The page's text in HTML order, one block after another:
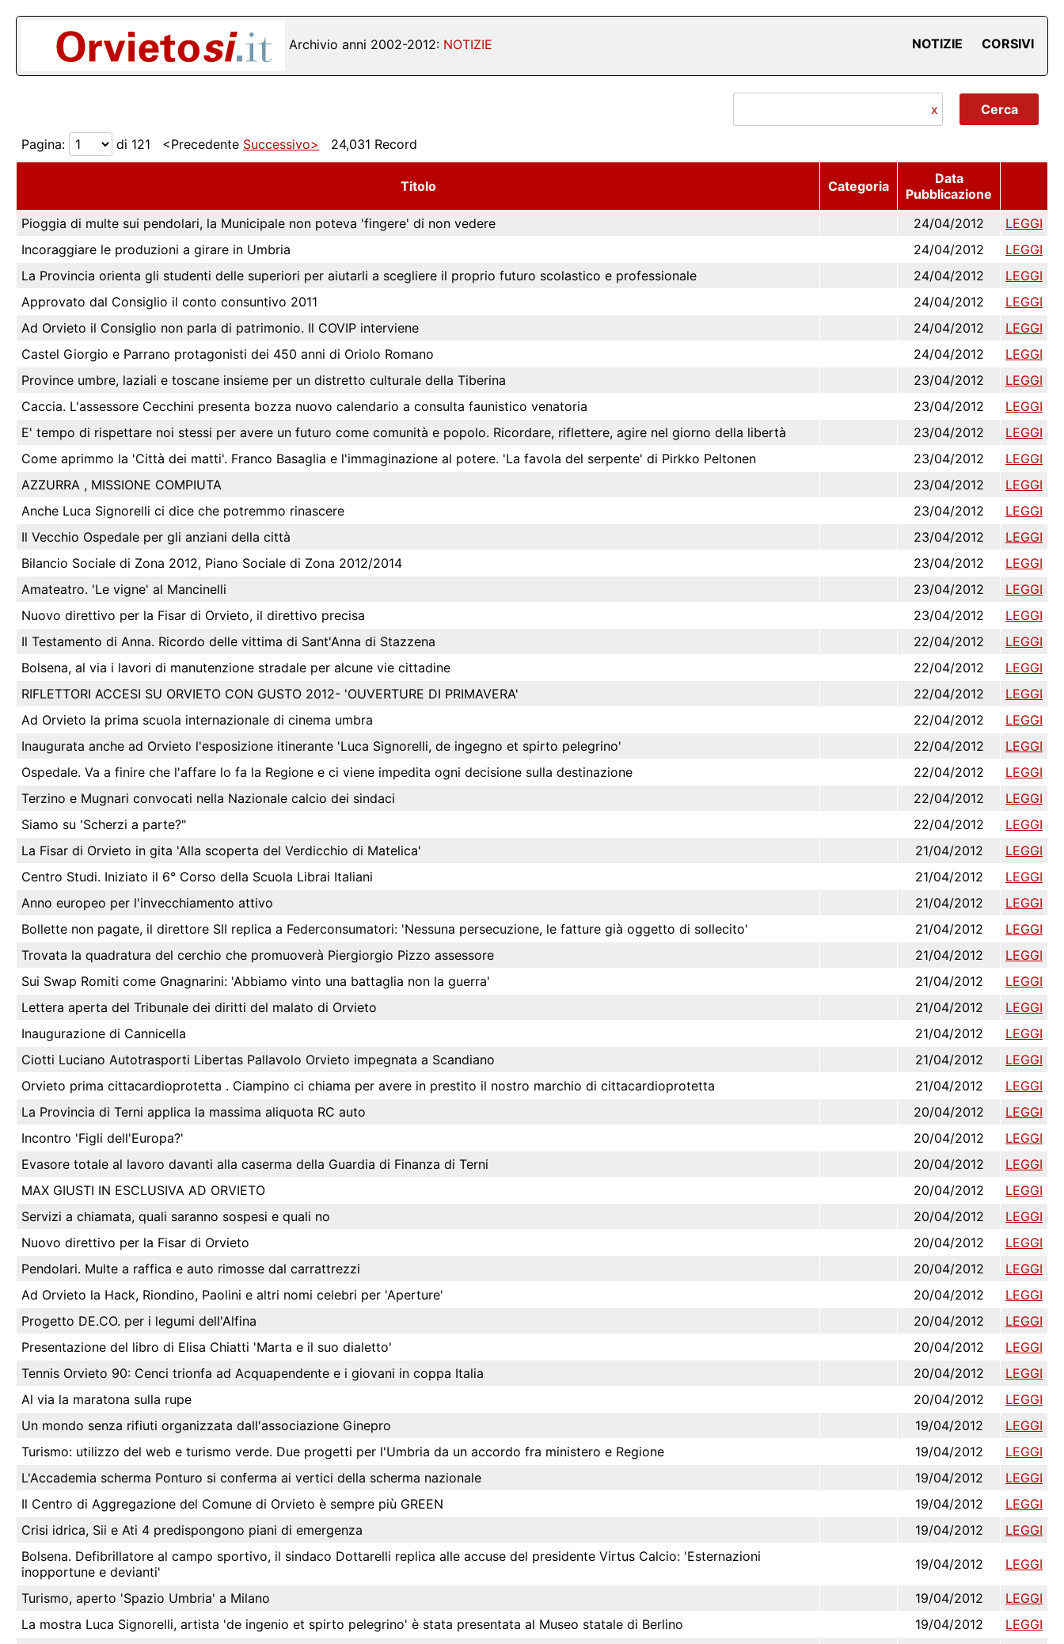
Archivio anni 2002-2012: NOTIZIE NOTIZIE CORSIVI
x
Pagina: di 121 <Precedente Successivo> 24,031 Record
Titolo Categoria
Data
Pubblicazione
Pioggia di multe sui pendolari, la Municipale non poteva 'fingere' di non vedere
24/04/2012
LEGGI
Incoraggiare le produzioni a girare in Umbria
24/04/2012
LEGGI
La Provincia orienta gli studenti delle superiori per aiutarli a scegliere il proprio futuro scolastico e professionale
24/04/2012
LEGGI
Approvato dal Consiglio il conto consuntivo 2011
24/04/2012
LEGGI
Ad Orvieto il Consiglio non parla di patrimonio. Il COVIP interviene
24/04/2012
LEGGI
Castel Giorgio e Parrano protagonisti dei 450 anni di Oriolo Romano
24/04/2012
LEGGI
Province umbre, laziali e toscane insieme per un distretto culturale della Tiberina
23/04/2012
LEGGI
Caccia. L'assessore Cecchini presenta bozza nuovo calendario a consulta faunistico venatoria
23/04/2012
LEGGI
E' tempo di rispettare noi stessi per avere un futuro come comunità e popolo. Ricordare, riflettere, agire nel giorno della libertà
23/04/2012
LEGGI
Come aprimmo la 'Città dei matti'. Franco Basaglia e l'immaginazione al potere. 'La favola del serpente' di Pirkko Peltonen
23/04/2012
LEGGI
AZZURRA , MISSIONE COMPIUTA
23/04/2012
LEGGI
Anche Luca Signorelli ci dice che potremmo rinascere
23/04/2012
LEGGI
Il Vecchio Ospedale per gli anziani della città
23/04/2012
LEGGI
Bilancio Sociale di Zona 2012, Piano Sociale di Zona 2012/2014
23/04/2012
LEGGI
Amateatro. 'Le vigne' al Mancinelli
23/04/2012
LEGGI
Nuovo direttivo per la Fisar di Orvieto, il direttivo precisa
23/04/2012
LEGGI
Il Testamento di Anna. Ricordo delle vittima di Sant'Anna di Stazzena
22/04/2012
LEGGI
Bolsena, al via i lavori di manutenzione stradale per alcune vie cittadine
22/04/2012
LEGGI
RIFLETTORI ACCESI SU ORVIETO CON GUSTO 2012- 'OUVERTURE DI PRIMAVERA'
22/04/2012
LEGGI
Ad Orvieto la prima scuola internazionale di cinema umbra
22/04/2012
LEGGI
Inaugurata anche ad Orvieto l'esposizione itinerante 'Luca Signorelli, de ingegno et spirto pelegrino'
22/04/2012
LEGGI
Ospedale. Va a finire che l'affare lo fa la Regione e ci viene impedita ogni decisione sulla destinazione
22/04/2012
LEGGI
Terzino e Mugnari convocati nella Nazionale calcio dei sindaci
22/04/2012
LEGGI
Siamo su 'Scherzi a parte?"
22/04/2012
LEGGI
La Fisar di Orvieto in gita 'Alla scoperta del Verdicchio di Matelica'
21/04/2012
LEGGI
Centro Studi. Iniziato il 6° Corso della Scuola Librai Italiani
21/04/2012
LEGGI
Anno europeo per l'invecchiamento attivo
21/04/2012
LEGGI
Bollette non pagate, il direttore SII replica a Federconsumatori: 'Nessuna persecuzione, le fatture già oggetto di sollecito'
21/04/2012
LEGGI
Trovata la quadratura del cerchio che promuoverà Piergiorgio Pizzo assessore
21/04/2012
LEGGI
Sui Swap Romiti come Gnagnarini: 'Abbiamo vinto una battaglia non la guerra'
21/04/2012
LEGGI
Lettera aperta del Tribunale dei diritti del malato di Orvieto
21/04/2012
LEGGI
Inaugurazione di Cannicella
21/04/2012
LEGGI
Ciotti Luciano Autotrasporti Libertas Pallavolo Orvieto impegnata a Scandiano
21/04/2012
LEGGI
Orvieto prima cittacardioprotetta . Ciampino ci chiama per avere in prestito il nostro marchio di cittacardioprotetta
21/04/2012
LEGGI
La Provincia di Terni applica la massima aliquota RC auto
20/04/2012
LEGGI
Incontro 'Figli dell'Europa?'
20/04/2012
LEGGI
Evasore totale al lavoro davanti alla caserma della Guardia di Finanza di Terni
20/04/2012
LEGGI
MAX GIUSTI IN ESCLUSIVA AD ORVIETO
20/04/2012
LEGGI
Servizi a chiamata, quali saranno sospesi e quali no
20/04/2012
LEGGI
Nuovo direttivo per la Fisar di Orvieto
20/04/2012
LEGGI
Pendolari. Multe a raffica e auto rimosse dal carrattrezzi
20/04/2012
LEGGI
Ad Orvieto la Hack, Riondino, Paolini e altri nomi celebri per 'Aperture'
20/04/2012
LEGGI
Progetto DE.CO. per i legumi dell'Alfina
20/04/2012
LEGGI
Presentazione del libro di Elisa Chiatti 'Marta e il suo dialetto'
20/04/2012
LEGGI
Tennis Orvieto 90: Cenci trionfa ad Acquapendente e i giovani in coppa Italia
20/04/2012
LEGGI
Al via la maratona sulla rupe
20/04/2012
LEGGI
Un mondo senza rifiuti organizzata dall'associazione Ginepro
19/04/2012
LEGGI
Turismo: utilizzo del web e turismo verde. Due progetti per l'Umbria da un accordo fra ministero e Regione
19/04/2012
LEGGI
L'Accademia scherma Ponturo si conferma ai vertici della scherma nazionale
19/04/2012
LEGGI
Il Centro di Aggregazione del Comune di Orvieto è sempre più GREEN
19/04/2012
LEGGI
Crisi idrica, Sii e Ati 4 predispongono piani di emergenza
19/04/2012
LEGGI
Bolsena. Defibrillatore al campo sportivo, il sindaco Dottarelli replica alle accuse del presidente Virtus Calcio: 'Esternazioni
inopportune e devianti'
19/04/2012 LEGGI
Turismo, aperto 'Spazio Umbria' a Milano 19/04/2012
LEGGI
La mostra Luca Signorelli, artista 'de ingenio et spirto pelegrino' è stata presentata al Museo statale di Berlino
19/04/2012
LEGGI